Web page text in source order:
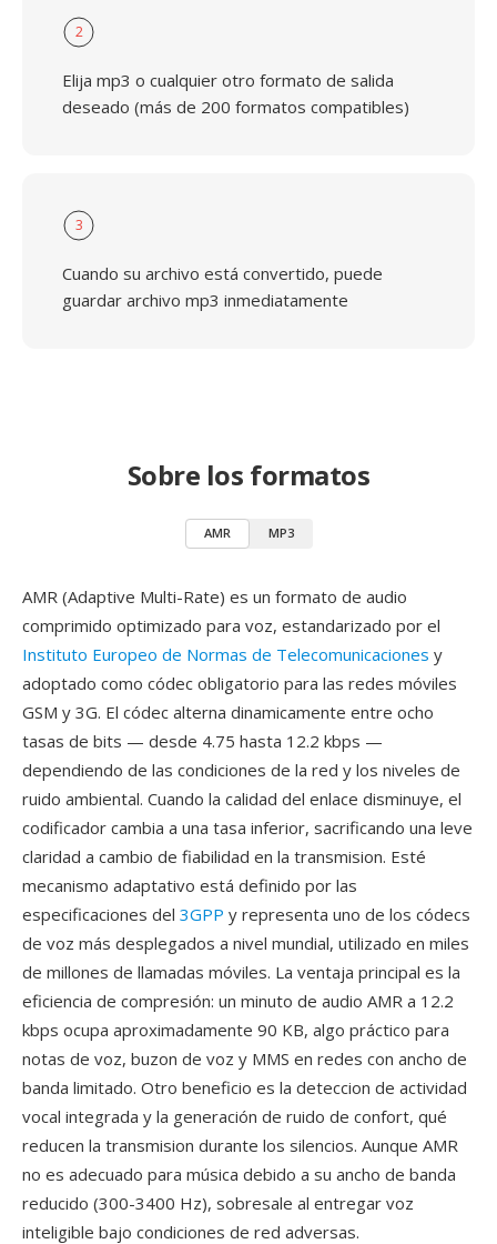
2
Elija mp3 o cualquier otro formato de salida
deseado (más de 200 formatos compatibles)
3
Cuando su archivo está convertido, puede
guardar archivo mp3 inmediatamente
Sobre los formatos
AMR MP3
AMR (Adaptive Multi-Rate) es un formato de audio
comprimido optimizado para voz, estandarizado por el
Instituto Europeo de Normas de Telecomunicaciones y
adoptado como códec obligatorio para las redes móviles
GSM y 3G. El códec alterna dinamicamente entre ocho
tasas de bits — desde 4.75 hasta 12.2 kbps —
dependiendo de las condiciones de la red y los niveles de
ruido ambiental. Cuando la calidad del enlace disminuye, el
codificador cambia a una tasa inferior, sacrificando una leve
claridad a cambio de fiabilidad en la transmision. Esté
mecanismo adaptativo está definido por las
especificaciones del 3GPP y representa uno de los códecs
de voz más desplegados a nivel mundial, utilizado en miles
de millones de llamadas móviles. La ventaja principal es la
eficiencia de compresión: un minuto de audio AMR a 12.2
kbps ocupa aproximadamente 90 KB, algo práctico para
notas de voz, buzon de voz y MMS en redes con ancho de
banda limitado. Otro beneficio es la deteccion de actividad
vocal integrada y la generación de ruido de confort, qué
reducen la transmision durante los silencios. Aunque AMR
no es adecuado para música debido a su ancho de banda
reducido (300-3400 Hz), sobresale al entregar voz
inteligible bajo condiciones de red adversas.